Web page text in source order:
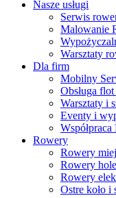
Nasze usługi
Serwis
Malowanie
Warsztaty
Dla firm
Mobilny
Obsługa
Warsztaty i
Eventy i
Rowery
Rowery
Rowery
Rowery
Ostre koło i